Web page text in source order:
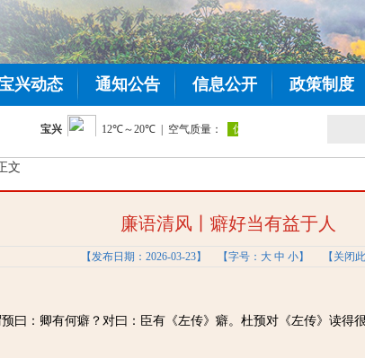
兴动态 通知公告 信息公开 政策制度
文
廉语清风丨癖好当有益于人
【发布日期：2026-03-23】 【字号： 大 中 小】 【 关闭
：卿有何癖？对曰：臣有《左传》癖。杜预对《左传》读得